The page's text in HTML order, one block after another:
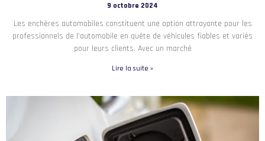
9 octobre 2024
Les enchères automobiles constituent une option attrayante pour les
professionnels de l’automobile en quête de véhicules fiables et variés
pour leurs clients. Avec un marché
Lire la suite »